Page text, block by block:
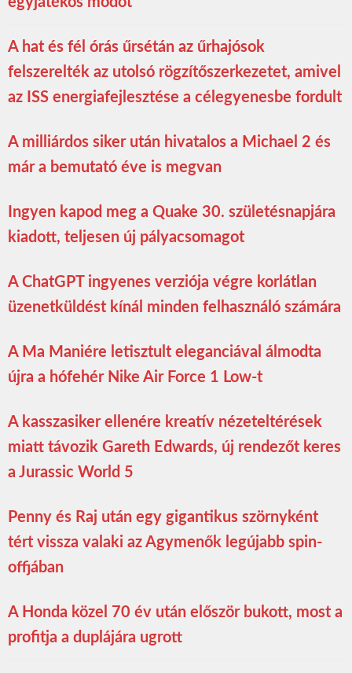
A hat és fél órás űrsétán az űrhajósok
felszerelték az utolsó rögzítőszerkezetet, amivel
az ISS energiafejlesztése a célegyenesbe fordult
A milliárdos siker után hivatalos a Michael 2 és
már a bemutató éve is megvan
Ingyen kapod meg a Quake 30. születésnapjára
kiadott, teljesen új pályacsomagot
A ChatGPT ingyenes verziója végre korlátlan
üzenetküldést kínál minden felhasználó számára
A Ma Maniére letisztult eleganciával álmodta
újra a hófehér Nike Air Force 1 Low-t
A kasszasiker ellenére kreatív nézeteltérések
miatt távozik Gareth Edwards, új rendezőt keres
a Jurassic World 5
Penny és Raj után egy gigantikus szörnyként
tért vissza valaki az Agymenők legújabb spin-
offjában
A Honda közel 70 év után először bukott, most a
profitja a duplájára ugrott